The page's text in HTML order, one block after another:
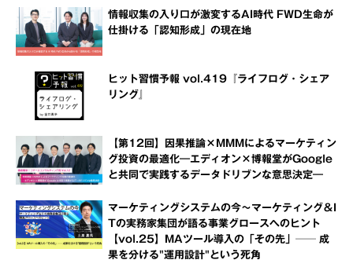
情報収集の入り口が激変するAI時代 FWD生命が
仕掛ける「認知形成」の現在地
ヒット習慣予報 vol.419『ライフログ・シェア
リング』
【第12回】因果推論×MMMによるマーケティン
グ投資の最適化―エディオン×博報堂がGoogle
と共同で実践するデータドリブンな意思決定―
マーケティングシステムの今～マーケティング＆I
Tの実務家集団が語る事業グロースへのヒント
【vol.25】MAツール導入の「その先」── 成
果を分ける"運用設計"という死角